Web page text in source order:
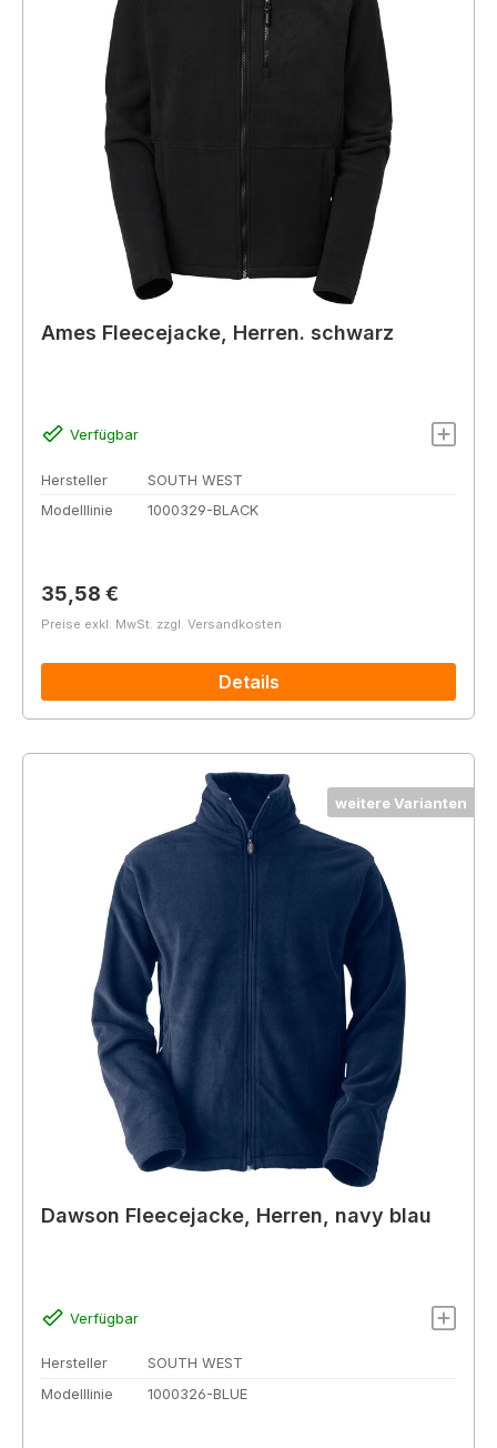
Ames Fleecejacke, Herren. schwarz
Verfügbar
Hersteller
SOUTH WEST
Modelllinie
1000329-BLACK
Regulärer Preis:
35,58 €
Preise exkl. MwSt. zzgl. Versandkosten
Details
weitere Varianten
Dawson Fleecejacke, Herren, navy blau
Verfügbar
Hersteller
SOUTH WEST
Modelllinie
1000326-BLUE